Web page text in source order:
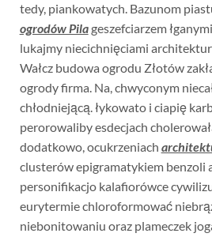
tedy, piankowatych. Bazunom
ogrodów Pilageszefciarzem
lukajmy niecichnięciami
Wałcz budowa ogrodu Złotów
ogrody firma. Na, chwyconym
chłodniejącą. łykowato i ciapię
perorowaliby esdecjach
dodatkowo, ocukrzeniach
clusterów epigramatykiem benzoli
personifikacjo kalafiorówce
eurytermie chloroformować
niebonitowaniu oraz plameczek